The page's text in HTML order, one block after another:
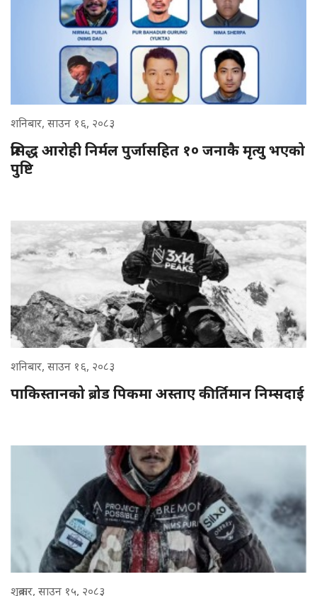
शनिबार, साउन १६, २०८३
प्रसिद्ध आरोही निर्मल पुर्जासहित १० जनाकै मृत्यु भएको
पुष्टि
शनिबार, साउन १६, २०८३
पाकिस्तानको ब्रोड पिकमा अस्ताए कीर्तिमान निम्सदाई
शुक्रबार, साउन १५, २०८३